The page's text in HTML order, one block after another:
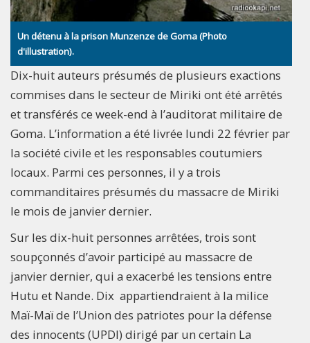
Un détenu à la prison Munzenze de Goma (Photo
d'illustration).
Dix-huit auteurs présumés de plusieurs exactions
commises dans le secteur de Miriki ont été arrêtés
et transférés ce week-end à l’auditorat militaire de
Goma. L’information a été livrée lundi 22 février par
la société civile et les responsables coutumiers
locaux. Parmi ces personnes, il y a trois
commanditaires présumés du massacre de Miriki
le mois de janvier dernier.
Sur les dix-huit personnes arrêtées, trois sont
soupçonnés d’avoir participé au massacre de
janvier dernier, qui a exacerbé les tensions entre
Hutu et Nande. Dix appartiendraient à la milice
Maï-Maï de l’Union des patriotes pour la défense
des innocents (UPDI) dirigé par un certain La